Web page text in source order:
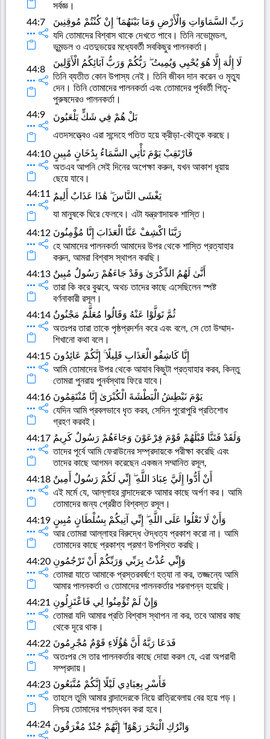
সর্বজ্ঞ।
44:7
رَبِّ السَّمَاوَاتِ وَالْأَرْضِ وَمَا بَيْنَهُمَا ۖ إِنْ كُنْتُمْ مُوقِنِينَ
যদি তোমাদের বিশ্বাস থাকে দেখতে পাবে। তিনি নভোমন্ডল,
ভূমন্ডল ও এতদুভয়ের মধ্যেবর্তী সবকিছুর পালনকর্তা।
44:8
لَا إِلَٰهَ إِلَّا هُوَ يُحْيِي وَيُمِيتُ ۖ رَبُّكُمْ وَرَبُّ آبَائِكُمُ الْأَوَّلِينَ
তিনি ব্যতীত কোন উপাস্য নেই। তিনি জীবন দান করেন ও মৃত্যু
দেন। তিনি তোমাদের পালনকর্তা এবং তোমাদের পূর্ববর্তী পিতৃ-
পুরুষদেরও পালনকর্তা।
44:9
بَلْ هُمْ فِي شَكٍّ يَلْعَبُونَ
এতদসত্ত্বেও এরা সন্দেহে পতিত হয়ে ক্রীড়া-কৌতুক করছে।
44:10 فَارْتَقِبْ يَوْمَ تَأْتِي السَّمَاءُ بِدُخَانٍ مُبِينٍ
অতএব আপনি সেই দিনের অপেক্ষা করুন, যখন আকাশ ধূয়ায়
ছেয়ে যাবে।
44:11
يَغْشَى النَّاسَ ۖ هَٰذَا عَذَابٌ أَلِيمٌ
যা মানুষকে ঘিরে ফেলবে। এটা যন্ত্রণাদায়ক শাস্তি।
44:12 رَبَّنَا اكْشِفْ عَنَّا الْعَذَابَ إِنَّا مُؤْمِنُونَ
হে আমাদের পালনকর্তা আমাদের উপর থেকে শাস্তি প্রত্যাহার
করুন, আমরা বিশ্বাস স্থাপন করছি।
44:13 أَنَّىٰ لَهُمُ الذِّكْرَىٰ وَقَدْ جَاءَهُمْ رَسُولٌ مُبِينٌ
তারা কি করে বুঝবে, অথচ তাদের কাছে এসেছিলেন স্পষ্ট
বর্ণনাকারী রসূল।
44:14 ثُمَّ تَوَلَّوْا عَنْهُ وَقَالُوا مُعَلَّمٌ مَجْنُونٌ
অতঃপর তারা তাকে পৃষ্ঠপ্রদর্শন করে এবং বলে, সে তো উম্মাদ-
শিখানো কথা বলে।
44:15 إِنَّا كَاشِفُو الْعَذَابِ قَلِيلًا ۚ إِنَّكُمْ عَائِدُونَ
আমি তোমাদের উপর থেকে আযাব কিছুটা প্রত্যাহার করব, কিন্তু
তোমরা পুনরায় পুনর্বস্থায় ফিরে যাবে।
44:16 يَوْمَ نَبْطِشُ الْبَطْشَةَ الْكُبْرَىٰ إِنَّا مُنْتَقِمُونَ
যেদিন আমি প্রবলভাবে ধৃত করব, সেদিন পুরোপুরি প্রতিশোধ
গ্রহণ করবই।
44:17 وَلَقَدْ فَتَنَّا قَبْلَهُمْ قَوْمَ فِرْعَوْنَ وَجَاءَهُمْ رَسُولٌ كَرِيمٌ
তাদের পূর্বে আমি ফেরাউনের সম্প্রদায়কে পরীক্ষা করেছি এবং
তাদের কাছে আগমন করেছেন একজন সম্মানিত রসূল,
44:18 أَنْ أَدُّوا إِلَيَّ عِبَادَ اللَّهِ ۖ إِنِّي لَكُمْ رَسُولٌ أَمِينٌ
এই মর্মে যে, আল্লাহর বান্দাদেরকে আমার কাছে অর্পণ কর। আমি
তোমাদের জন্য প্রেরীত বিশ্বস্ত রসূল।
44:19 وَأَنْ لَا تَعْلُوا عَلَى اللَّهِ ۖ إِنِّي آتِيكُمْ بِسُلْطَانٍ مُبِينٍ
আর তোমরা আল্লাহর বিরুদ্ধে ঔদ্ধত্য প্রকাশ করো না। আমি
তোমাদের কাছে প্রকাশ্য প্রমাণ উপস্থিত করছি।
44:20 وَإِنِّي عُذْتُ بِرَبِّي وَرَبِّكُمْ أَنْ تَرْجُمُونِ
তোমরা যাতে আমাকে প্রস্তরবর্ষণে হত্যা না কর, তজ্জন্যে আমি
আমার পালনকর্তা ও তোমাদের পালনকর্তার শরনাপন্ন হয়েছি।
44:21 وَإِنْ لَمْ تُؤْمِنُوا لِي فَاعْتَزِلُونِ
তোমরা যদি আমার প্রতি বিশ্বাস স্থাপন না কর, তবে আমার কাছ
থেকে দূরে থাক।
44:22 فَدَعَا رَبَّهُ أَنَّ هَٰؤُلَاءِ قَوْمٌ مُجْرِمُونَ
অতঃপর সে তার পালনকর্তার কাছে দোয়া করল যে, এরা অপরাধী
সম্প্রদায়।
44:23 فَأَسْرِ بِعِبَادِي لَيْلًا إِنَّكُمْ مُتَّبَعُونَ
তাহলে তুমি আমার বান্দাদেরকে নিয়ে রাত্রিবেলায় বের হয়ে পড়।
নিশ্চয় তোমাদের পশ্চাদ্ধবন করা হবে।
44:24 وَاتْرُكِ الْبَحْرَ رَهْوًا ۖ إِنَّهُمْ جُنْدٌ مُغْرَقُونَ